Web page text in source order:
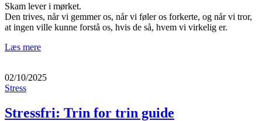
Skam lever i mørket.
Den trives, når vi gemmer os, når vi føler os forkerte, og når vi tror,
at ingen ville kunne forstå os, hvis de så, hvem vi virkelig er.
Læs mere
02/10/2025
Stress
Stressfri: Trin for trin guide